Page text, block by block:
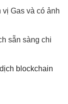
Gas và có ảnh
sẵn sàng chi
blockchain